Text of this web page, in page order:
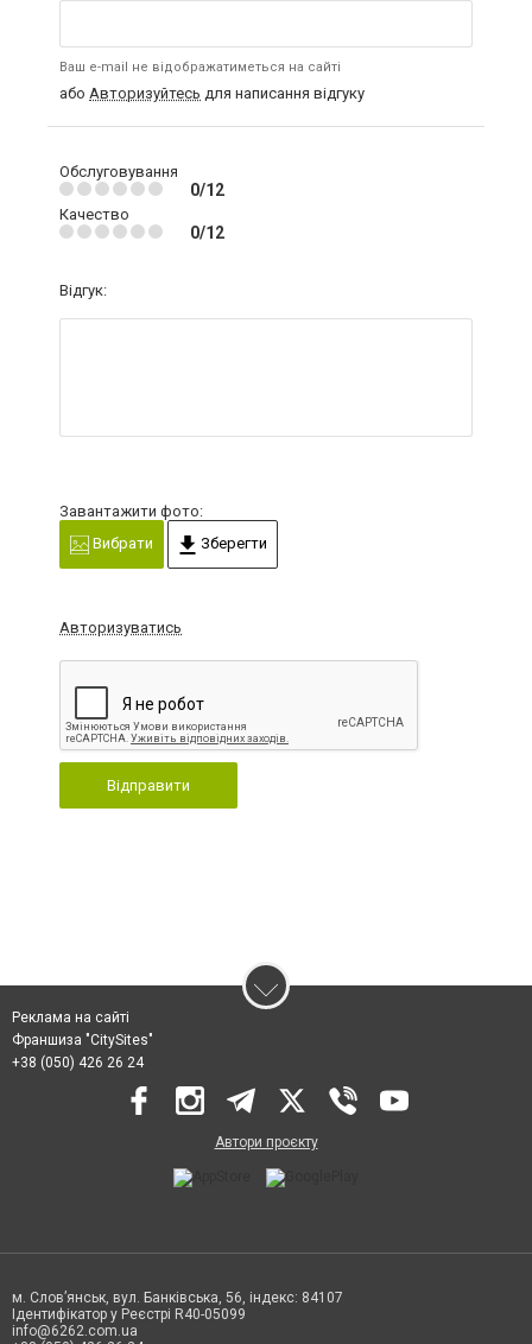
Ваш e-mail не відображатиметься на сайті
або Авторизуйтесь для написання відгуку
Обслуговування
0/12
Качество
0/12
Відгук:
Завантажити фото:
Вибрати
Зберегти
Авторизуватись
Відправити
Реклама на сайті
Франшиза "CitySites"
+38 (050) 426 26 24
Автори проєкту
м. Слов’янськ, вул. Банківська, 56, індекс: 84107
Ідентифікатор у Реєстрі R40-05099
info@6262.com.ua